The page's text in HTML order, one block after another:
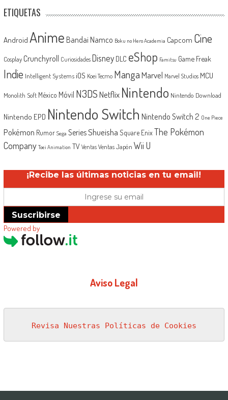
ETIQUETAS
Android Anime Bandai Namco Boku no Hero Academia Capcom Cine
Cosplay Crunchyroll Curiosidades Disney DLC eShop Famitsu Game Freak
Indie Intelligent Systems iOS Koei Tecmo MangaMarvel Marvel Studios MCU
Monolith Soft México Móvil N3DSNetflix Nintendo Nintendo Download
Nintendo EPD Nintendo Switch Nintendo Switch 2 One Piece
Pokémon Rumor Sega SeriesShueisha Square EnixThe Pokémon
Company Toei Animation TV Ventas Ventas Japón Wii U
¡Recibe las últimas noticias en tu email!
Suscribirse
Powered by
Aviso Legal
Revisa Nuestras Políticas de Cookies